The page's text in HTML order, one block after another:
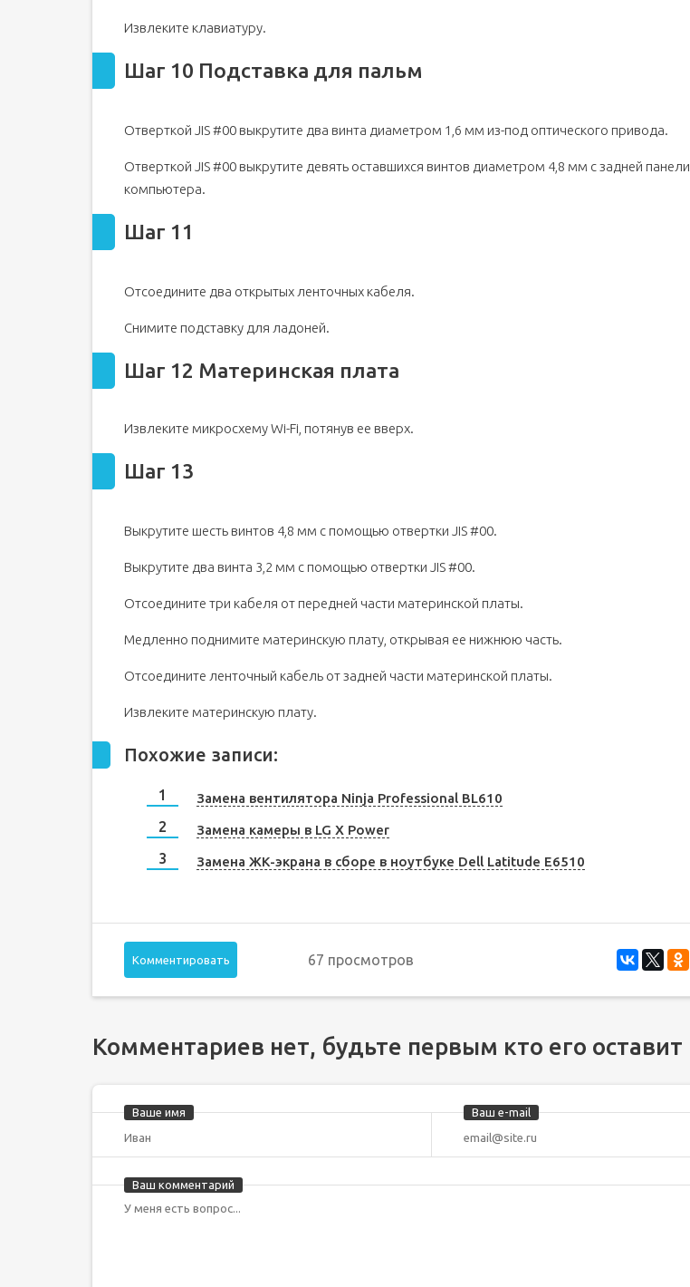
Извлеките клавиатуру.
Шаг 10 Подставка для пальм
Отверткой JIS #00 выкрутите два винта диаметром 1,6 мм из-под оптического привода.
Отверткой JIS #00 выкрутите девять оставшихся винтов диаметром 4,8 мм с задней панели
компьютера.
Шаг 11
Отсоедините два открытых ленточных кабеля.
Снимите подставку для ладоней.
Шаг 12 Материнская плата
Извлеките микросхему Wi-Fi, потянув ее вверх.
Шаг 13
Выкрутите шесть винтов 4,8 мм с помощью отвертки JIS #00.
Выкрутите два винта 3,2 мм с помощью отвертки JIS #00.
Отсоедините три кабеля от передней части материнской платы.
Медленно поднимите материнскую плату, открывая ее нижнюю часть.
Отсоедините ленточный кабель от задней части материнской платы.
Извлеките материнскую плату.
Похожие записи:
Замена вентилятора Ninja Professional BL610
Замена камеры в LG X Power
Замена ЖК-экрана в сборе в ноутбуке Dell Latitude E6510
Комментировать 67 просмотров
Комментариев нет, будьте первым кто его оставит
Ваше имя Ваш e-mail
Ваш комментарий